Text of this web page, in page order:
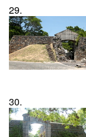
29.
30.